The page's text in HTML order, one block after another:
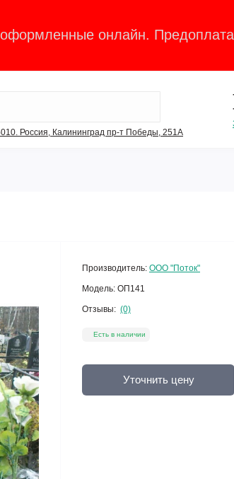
онлайн.
Россия, Калининград пр-т Победы, 251А
Производитель: ООО "Поток"
Модель: ОП141
Отзывы: (0)
Есть в наличии
Уточнить цену